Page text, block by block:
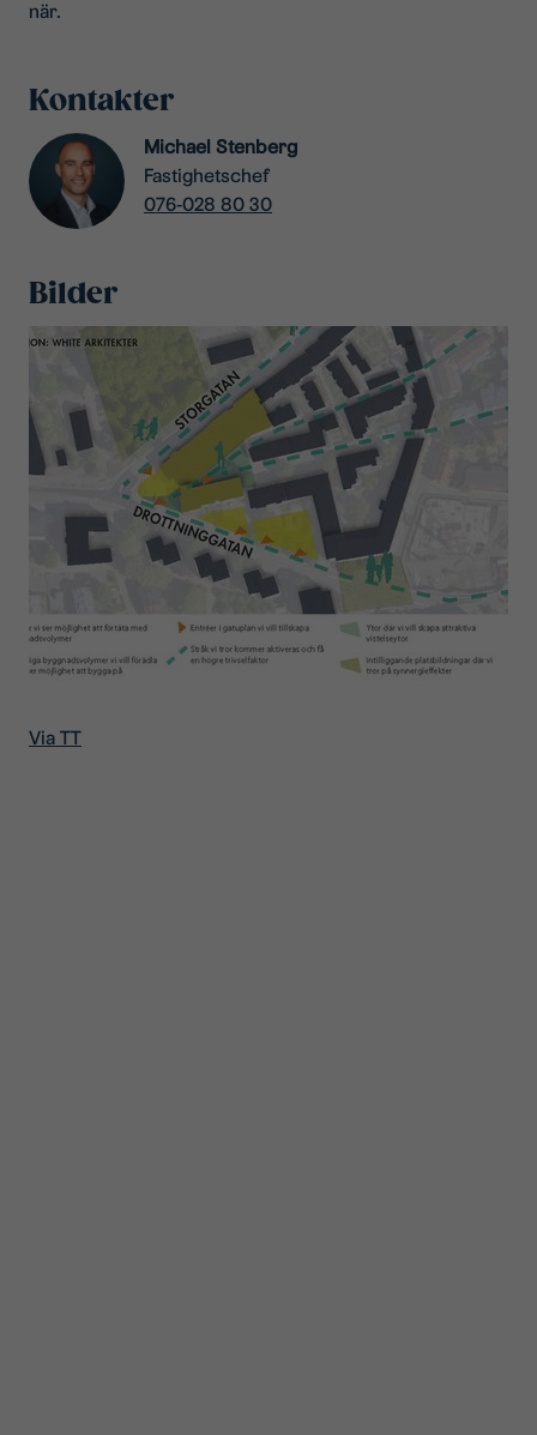
när.
Kontakter
Michael Stenberg
Fastighetschef
076-028 80 30
Bilder
Via TT